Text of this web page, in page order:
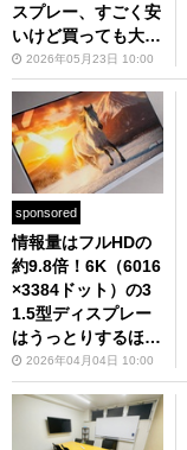
スプレー、すごく安
いけど買っても大丈
夫？2026年05月23日 10:00
sponsored
情報量はフルHDの
約9.8倍！6K（6016
×3384ドット）の3
1.5型ディスプレー
はうっとりするほど
キレイだった、でも
お値段は……
2026年04月04日 10:00